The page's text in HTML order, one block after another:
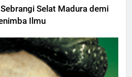
Jumat: Hak Penting
Harus Kita Berikan Kepada
Selat Madura demi
Ilmu